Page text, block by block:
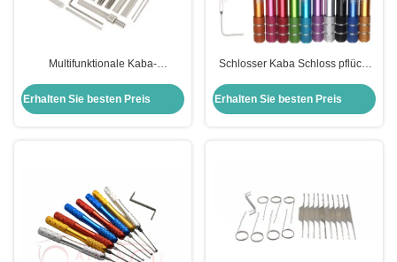
Multifunktionale Kaba-
Schlosserwerkzeuge
Erhalten Sie besten Preis
Schlosser Kaba Schloss pflückt
Schließung Werkzeug Set
Schlüssel entfernen Werkzeuge
Erhalten Sie besten Preis